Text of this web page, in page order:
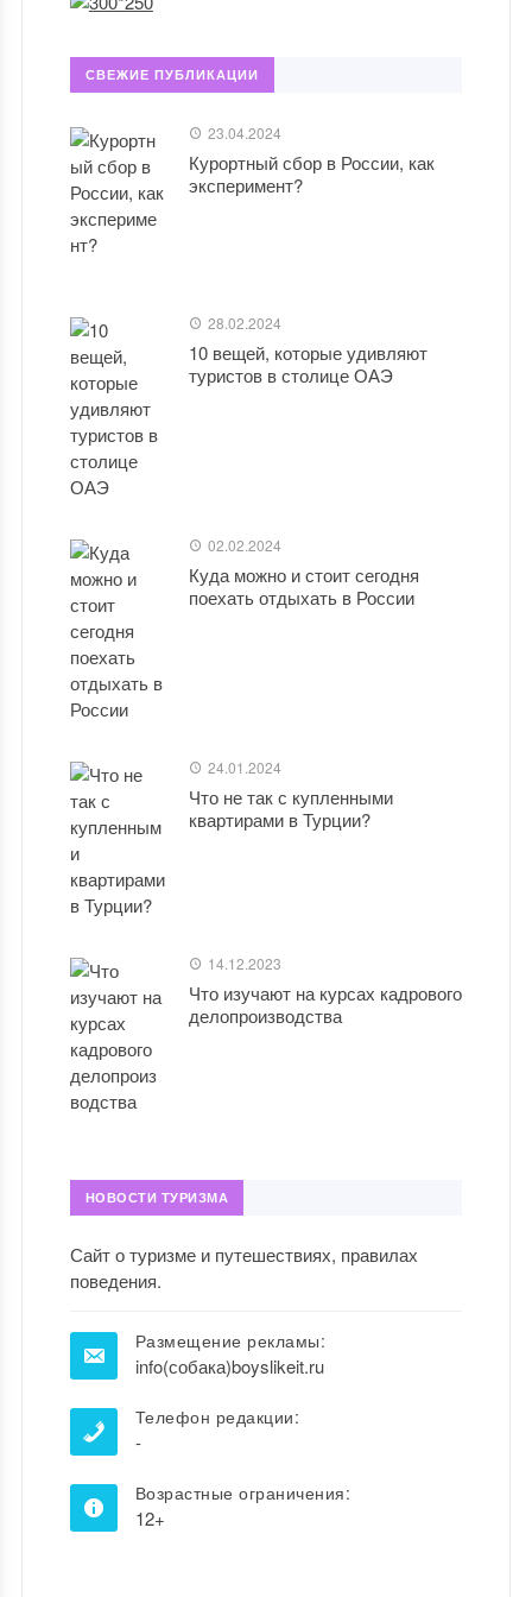
СВЕЖИЕ ПУБЛИКАЦИИ
23.04.2024
Курортный сбор в России, как
эксперимент?
28.02.2024
10 вещей, которые удивляют
туристов в столице ОАЭ
02.02.2024
Куда можно и стоит сегодня
поехать отдыхать в России
24.01.2024
Что не так с купленными
квартирами в Турции?
14.12.2023
Что изучают на курсах кадрового
делопроизводства
НОВОСТИ ТУРИЗМА
Сайт о туризме и путешествиях, правилах
поведения.
Размещение рекламы:
info(собака)boyslikeit.ru
Телефон редакции:
-
Возрастные ограничения:
12+